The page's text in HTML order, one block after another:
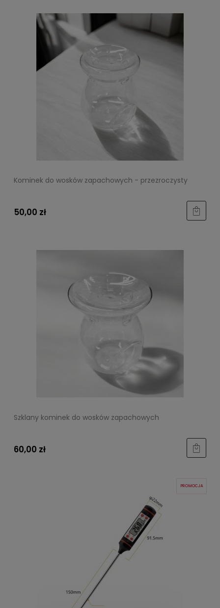
Kominek do wosków zapachowych - przezroczysty
50,00 zł
Szklany kominek do wosków zapachowych
60,00 zł
PROMOCJA